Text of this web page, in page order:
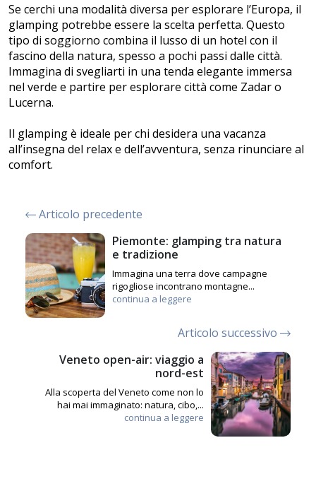
Se cerchi una modalità diversa per esplorare l’Europa, il
glamping potrebbe essere la scelta perfetta. Questo
tipo di soggiorno combina il lusso di un hotel con il
fascino della natura, spesso a pochi passi dalle città.
Immagina di svegliarti in una tenda elegante immersa
nel verde e partire per esplorare città come Zadar o
Lucerna.
Il glamping è ideale per chi desidera una vacanza
all’insegna del relax e dell’avventura, senza rinunciare al
comfort.
Articolo precedente
Piemonte: glamping tra natura
e tradizione
Immagina una terra dove campagne
rigogliose incontrano montagne...
continua a leggere
Articolo successivo
Veneto open-air: viaggio a
nord-est
Alla scoperta del Veneto come non lo
hai mai immaginato: natura, cibo,...
continua a leggere